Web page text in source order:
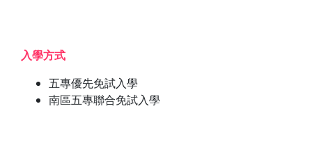
入學方式
五專優先免試入學
南區五專聯合免試入學